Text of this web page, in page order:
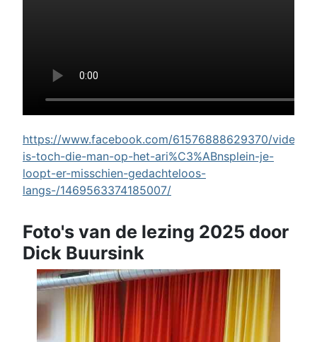
https://www.facebook.com/61576888629370/videos/
is-toch-die-man-op-het-ari%C3%ABnsplein-je-
loopt-er-misschien-gedachteloos-
langs-/1469563374185007/
Foto's van de lezing 2025 door
Dick Buursink